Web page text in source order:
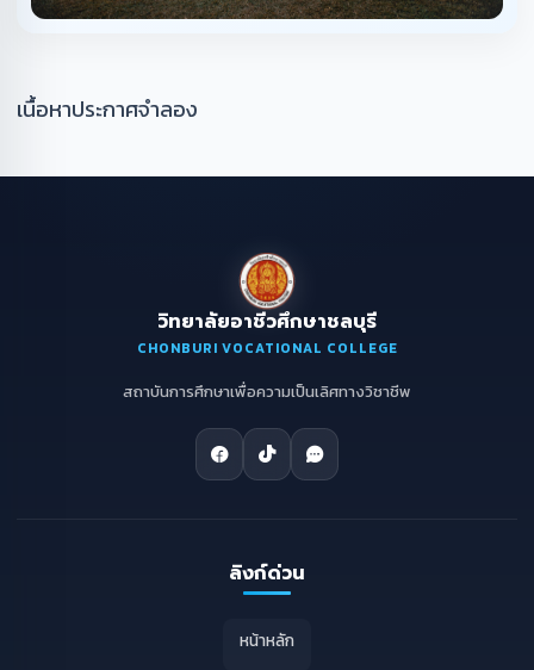
เนื้อหาประกาศจำลอง
วิทยาลัยอาชีวศึกษาชลบุรี
CHONBURI VOCATIONAL COLLEGE
สถาบันการศึกษาเพื่อความเป็นเลิศทางวิชาชีพ
ลิงก์ด่วน
หน้าหลัก